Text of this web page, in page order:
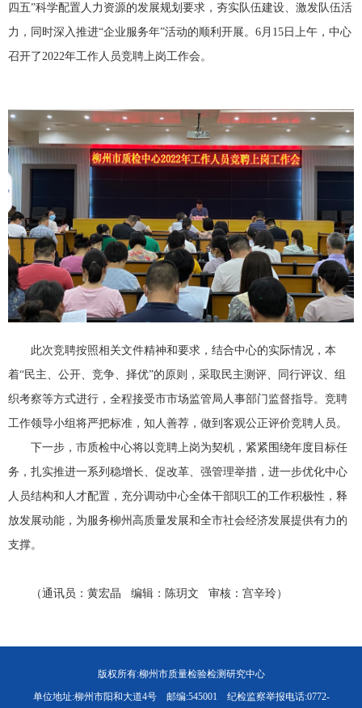
四五”科学配置人力资源的发展规划要求，夯实队伍建设、激发队伍活
力，同时深入推进“企业服务年”活动的顺利开展。6月15日上午，中心
召开了2022年工作人员竞聘上岗工作会。
此次竞聘按照相关文件精神和要求，结合中心的实际情况，本
着“民主、公开、竞争、择优”的原则，采取民主测评、同行评议、组
织考察等方式进行，全程接受市市场监管局人事部门监督指导。竞聘
工作领导小组将严把标准，知人善荐，做到客观公正评价竞聘人员。
下一步，市质检中心将以竞聘上岗为契机，紧紧围绕年度目标任
务，扎实推进一系列稳增长、促改革、强管理举措，进一步优化中心
人员结构和人才配置，充分调动中心全体干部职工的工作积极性，释
放发展动能，为服务柳州高质量发展和全市社会经济发展提供有力的
支撑。
（通讯员：黄宏晶 编辑：陈玥文 审核：宫辛玲）
版权所有:柳州市质量检验检测研究中心
单位地址:柳州市阳和大道4号 邮编:545001 纪检监察举报电话:0772-